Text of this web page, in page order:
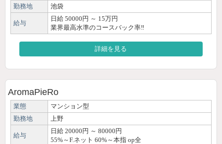
勤務地
池袋
給与
日給 50000円 ～ 15万円
業界最高水準のコースバック率‼
詳細を見る
AromaPieRo
業態
マンション型
勤務地
上野
給与
日給 20000円 ～ 80000円
55%～F.ネット 60%～本指 op全